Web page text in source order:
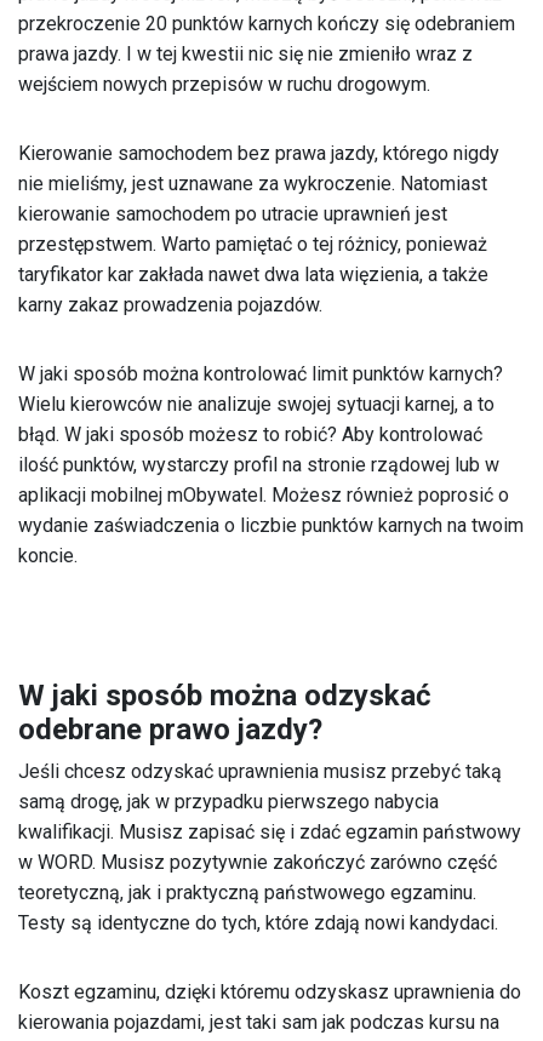
przekroczenie 20 punktów karnych kończy się odebraniem
prawa jazdy. I w tej kwestii nic się nie zmieniło wraz z
wejściem nowych przepisów w ruchu drogowym.
Kierowanie samochodem bez prawa jazdy, którego nigdy
nie mieliśmy, jest uznawane za wykroczenie. Natomiast
kierowanie samochodem po utracie uprawnień jest
przestępstwem. Warto pamiętać o tej różnicy, ponieważ
taryfikator kar zakłada nawet dwa lata więzienia, a także
karny zakaz prowadzenia pojazdów.
W jaki sposób można kontrolować limit punktów karnych?
Wielu kierowców nie analizuje swojej sytuacji karnej, a to
błąd. W jaki sposób możesz to robić? Aby kontrolować
ilość punktów, wystarczy profil na stronie rządowej lub w
aplikacji mobilnej mObywatel. Możesz również poprosić o
wydanie zaświadczenia o liczbie punktów karnych na twoim
koncie.
W jaki sposób można odzyskać
odebrane prawo jazdy?
Jeśli chcesz odzyskać uprawnienia musisz przebyć taką
samą drogę, jak w przypadku pierwszego nabycia
kwalifikacji. Musisz zapisać się i zdać egzamin państwowy
w WORD. Musisz pozytywnie zakończyć zarówno część
teoretyczną, jak i praktyczną państwowego egzaminu.
Testy są identyczne do tych, które zdają nowi kandydaci.
Koszt egzaminu, dzięki któremu odzyskasz uprawnienia do
kierowania pojazdami, jest taki sam jak podczas kursu na